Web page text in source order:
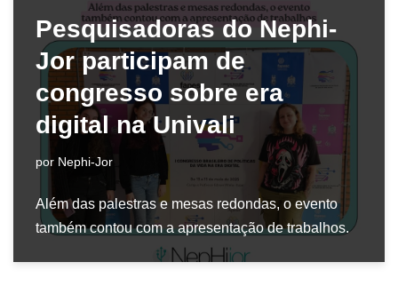
Pesquisadoras do Nephi-
Jor participam de
congresso sobre era
digital na Univali
por Nephi-Jor
Além das palestras e mesas redondas, o evento
também contou com a apresentação de trabalhos.